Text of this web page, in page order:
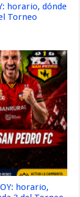
horario, dónde
Torneo
horario,